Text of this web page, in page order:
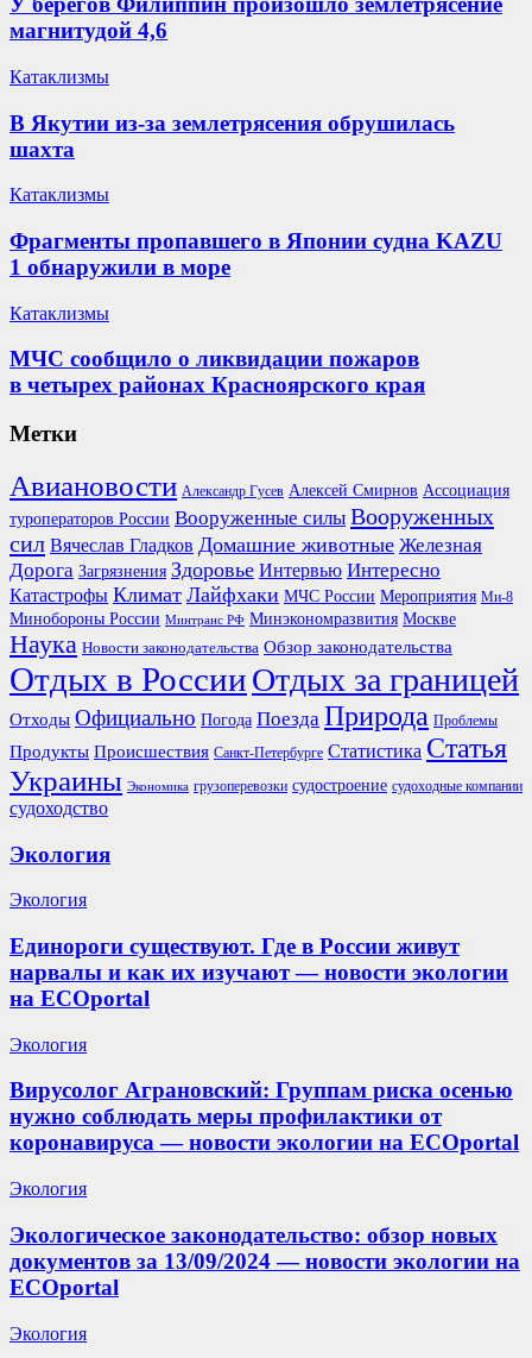
магнитудой 4,6
Катаклизмы
В Якутии из-за землетрясения обрушилась
шахта
Катаклизмы
Фрагменты пропавшего в Японии судна KAZU
1 обнаружили в море
Катаклизмы
МЧС сообщило о ликвидации пожаров
в четырех районах Красноярского края
Метки
Авиановости Александр Гусев Алексей Смирнов Ассоциация
туроператоров России Вооруженные силы Вооруженных
сил Вячеслав Гладков Домашние животные Железная
Дорога Загрязнения Здоровье Интервью Интересно
Катастрофы Климат Лайфхаки МЧС России Мероприятия Ми-8
Минобороны России Минтранс РФ Минэкономразвития Москве
Наука Новости законодательства Обзор законодательства
Отдых в РоссииОтдых за границей
Отходы Официально Погода Поезда Природа Проблемы
Продукты Происшествия Санкт-Петербурге Статистика Статья
Украины Экономика грузоперевозки судостроение судоходные компании
судоходство
Экология
Экология
Единороги существуют. Где в России живут
нарвалы и как их изучают — новости экологии
на ECOportal
Экология
Вирусолог Аграновский: Группам риска осенью
нужно соблюдать меры профилактики от
коронавируса — новости экологии на ECOportal
Экология
Экологическое законодательство: обзор новых
документов за 13/09/2024 — новости экологии на
ECOportal
Экология